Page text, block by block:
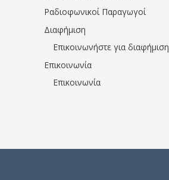
Ραδιοφωνικοί Παραγωγοί
Διαφήμιση
Επικοινωνήστε για διαφήμιση
Επικοινωνία
Επικοινωνία